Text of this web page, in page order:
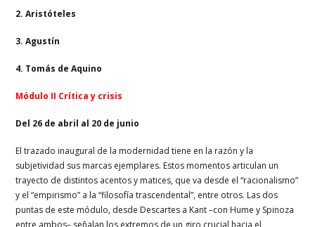
2. Aristóteles
3. Agustín
4. Tomás de Aquino
Módulo II Crítica y crisis
Del 26 de abril al 20 de junio
El trazado inaugural de la modernidad tiene en la razón y la
subjetividad sus marcas ejemplares. Estos momentos articulan un
trayecto de distintos acentos y matices, que va desde el “racionalismo”
y el “empirismo” a la “filosofía trascendental”, entre otros. Las dos
puntas de este módulo, desde Descartes a Kant –con Hume y Spinoza
entre ambos– señalan los extremos de un giro crucial hacia el